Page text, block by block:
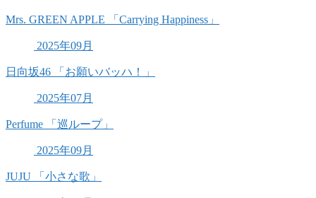
Mrs. GREEN APPLE 「Carrying Happiness」
2025年09月
日向坂46 「お願いバッハ！」
2025年07月
Perfume 「巡ループ」
2025年09月
JUJU 「小さな歌」